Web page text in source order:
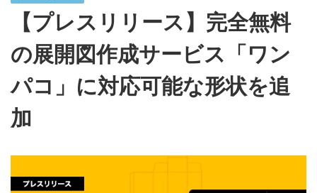
【プレスリリース】完全無料
の展開図作成サービス「ワン
パコ」に対応可能な形状を追
加